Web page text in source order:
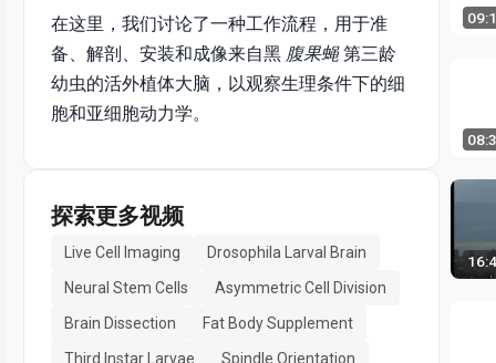
在这里，我们讨论了一种工作流程，用于准
备、解剖、安装和成像来自黑 腹果蝇第三龄
幼虫的活外植体大脑，以观察生理条件下的细
胞和亚细胞动力学。
探索更多视频
Live Cell Imaging
Drosophila Larval Brain
Neural Stem Cells
Asymmetric Cell Division
Brain Dissection
Fat Body Supplement
Third Instar Larvae
Spindle Orientation